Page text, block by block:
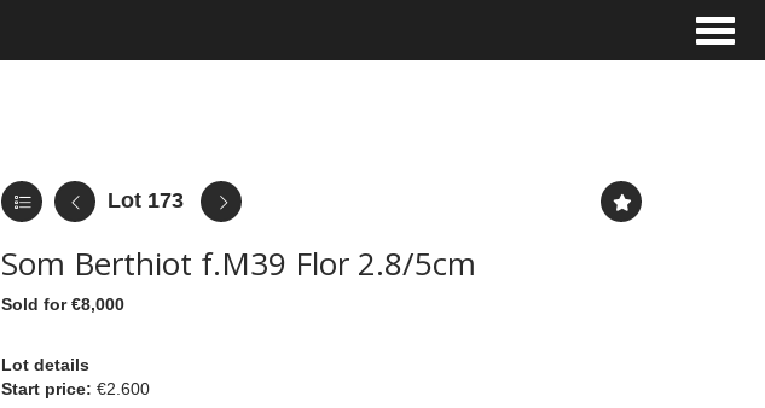
Lot 173
Som Berthiot f.M39 Flor 2.8/5cm
Sold for €8,000
Lot details
Start price: €2.600